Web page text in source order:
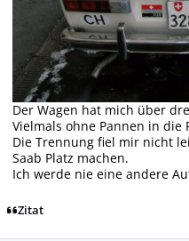
Der Wagen hat mich über
Vielmals ohne Pannen in die
Die Trennung fiel mir nicht
Saab Platz machen.
Ich werde nie eine andere
Zitat